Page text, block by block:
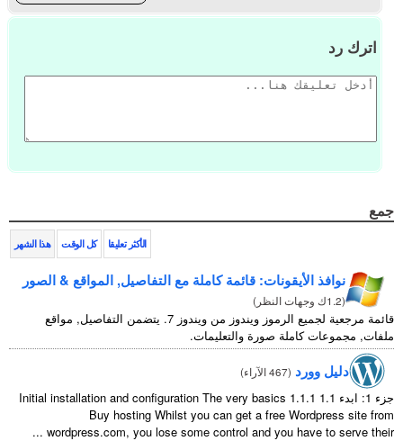
اترك رد
جمع
هذا الشهر كل الوقت الأكثر تعليقا
نوافذ الأيقونات: قائمة كاملة مع التفاصيل, المواقع & الصور
(1.2ك وجهات النظر )
قائمة مرجعية لجميع الرموز ويندوز من ويندوز 7. يتضمن التفاصيل, مواقع
ملفات, مجموعات كاملة صورة والتعليمات.
دليل وورد (467 الآراء )
جزء 1: ابدء 1.1 Initial installation and configuration The very basics 1.1.1
Buy hosting Whilst you can get a free Wordpress site from
wordpress.com, you lose some control and you have to serve their
...